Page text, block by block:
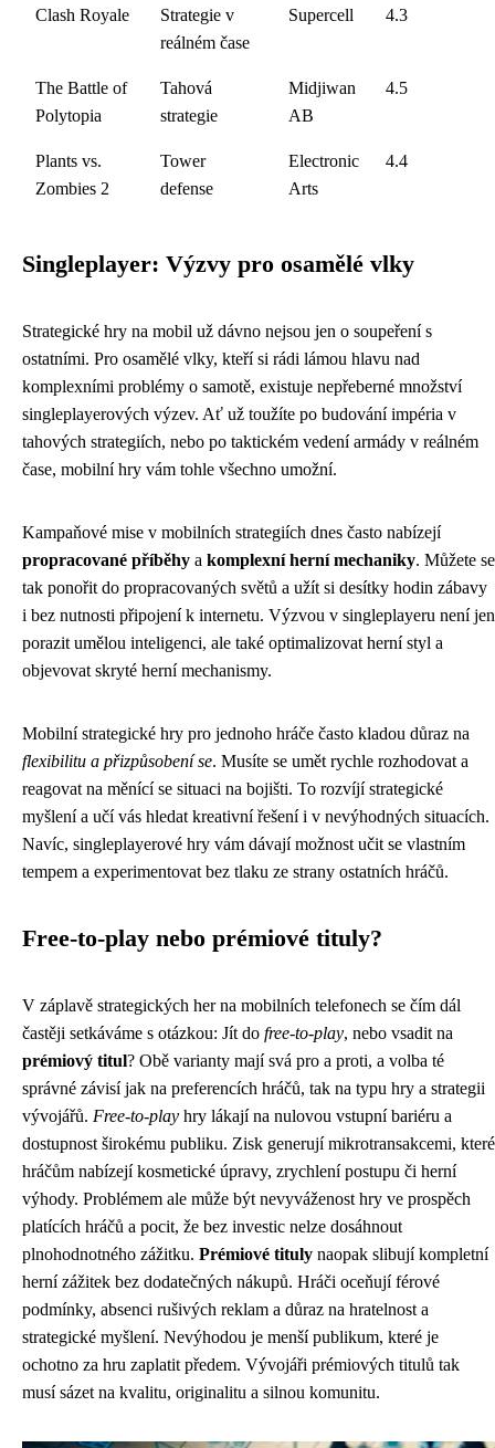
Clash Royale
Strategie v
reálném čase
Supercell 4.3
The Battle of
Polytopia
Tahová
strategie
Midjiwan
AB
4.5
Plants vs.
Zombies 2
Tower
defense
Electronic
Arts
4.4
Singleplayer: Výzvy pro osamělé vlky
Strategické hry na mobil už dávno nejsou jen o soupeření s
ostatními. Pro osamělé vlky, kteří si rádi lámou hlavu nad
komplexními problémy o samotě, existuje nepřeberné množství
singleplayerových výzev. Ať už toužíte po budování impéria v
tahových strategiích, nebo po taktickém vedení armády v reálném
čase, mobilní hry vám tohle všechno umožní.
Kampaňové mise v mobilních strategiích dnes často nabízejí
propracované příběhy a komplexní herní mechaniky. Můžete se
tak ponořit do propracovaných světů a užít si desítky hodin zábavy
i bez nutnosti připojení k internetu. Výzvou v singleplayeru není jen
porazit umělou inteligenci, ale také optimalizovat herní styl a
objevovat skryté herní mechanismy.
Mobilní strategické hry pro jednoho hráče často kladou důraz na
flexibilitu a přizpůsobení se. Musíte se umět rychle rozhodovat a
reagovat na měnící se situaci na bojišti. To rozvíjí strategické
myšlení a učí vás hledat kreativní řešení i v nevýhodných situacích.
Navíc, singleplayerové hry vám dávají možnost učit se vlastním
tempem a experimentovat bez tlaku ze strany ostatních hráčů.
Free-to-play nebo prémiové tituly?
V záplavě strategických her na mobilních telefonech se čím dál
častěji setkáváme s otázkou: Jít do free-to-play, nebo vsadit na
prémiový titul? Obě varianty mají svá pro a proti, a volba té
správné závisí jak na preferencích hráčů, tak na typu hry a strategii
vývojářů. Free-to-play hry lákají na nulovou vstupní bariéru a
dostupnost širokému publiku. Zisk generují mikrotransakcemi, které
hráčům nabízejí kosmetické úpravy, zrychlení postupu či herní
výhody. Problémem ale může být nevyváženost hry ve prospěch
platících hráčů a pocit, že bez investic nelze dosáhnout
plnohodnotného zážitku. Prémiové tituly naopak slibují kompletní
herní zážitek bez dodatečných nákupů. Hráči oceňují férové
podmínky, absenci rušivých reklam a důraz na hratelnost a
strategické myšlení. Nevýhodou je menší publikum, které je
ochotno za hru zaplatit předem. Vývojáři prémiových titulů tak
musí sázet na kvalitu, originalitu a silnou komunitu.